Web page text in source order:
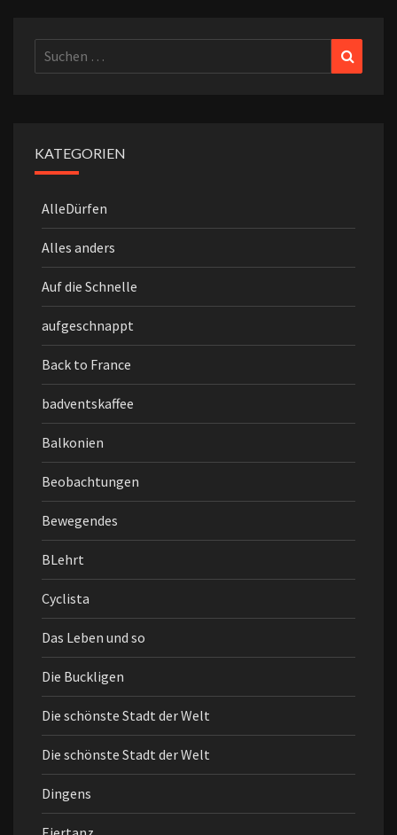
Suchen
nach:
KATEGORIEN
AlleDürfen
Alles anders
Auf die Schnelle
aufgeschnappt
Back to France
badventskaffee
Balkonien
Beobachtungen
Bewegendes
BLehrt
Cyclista
Das Leben und so
Die Buckligen
Die schönste Stadt der Welt
Die schönste Stadt der Welt
Dingens